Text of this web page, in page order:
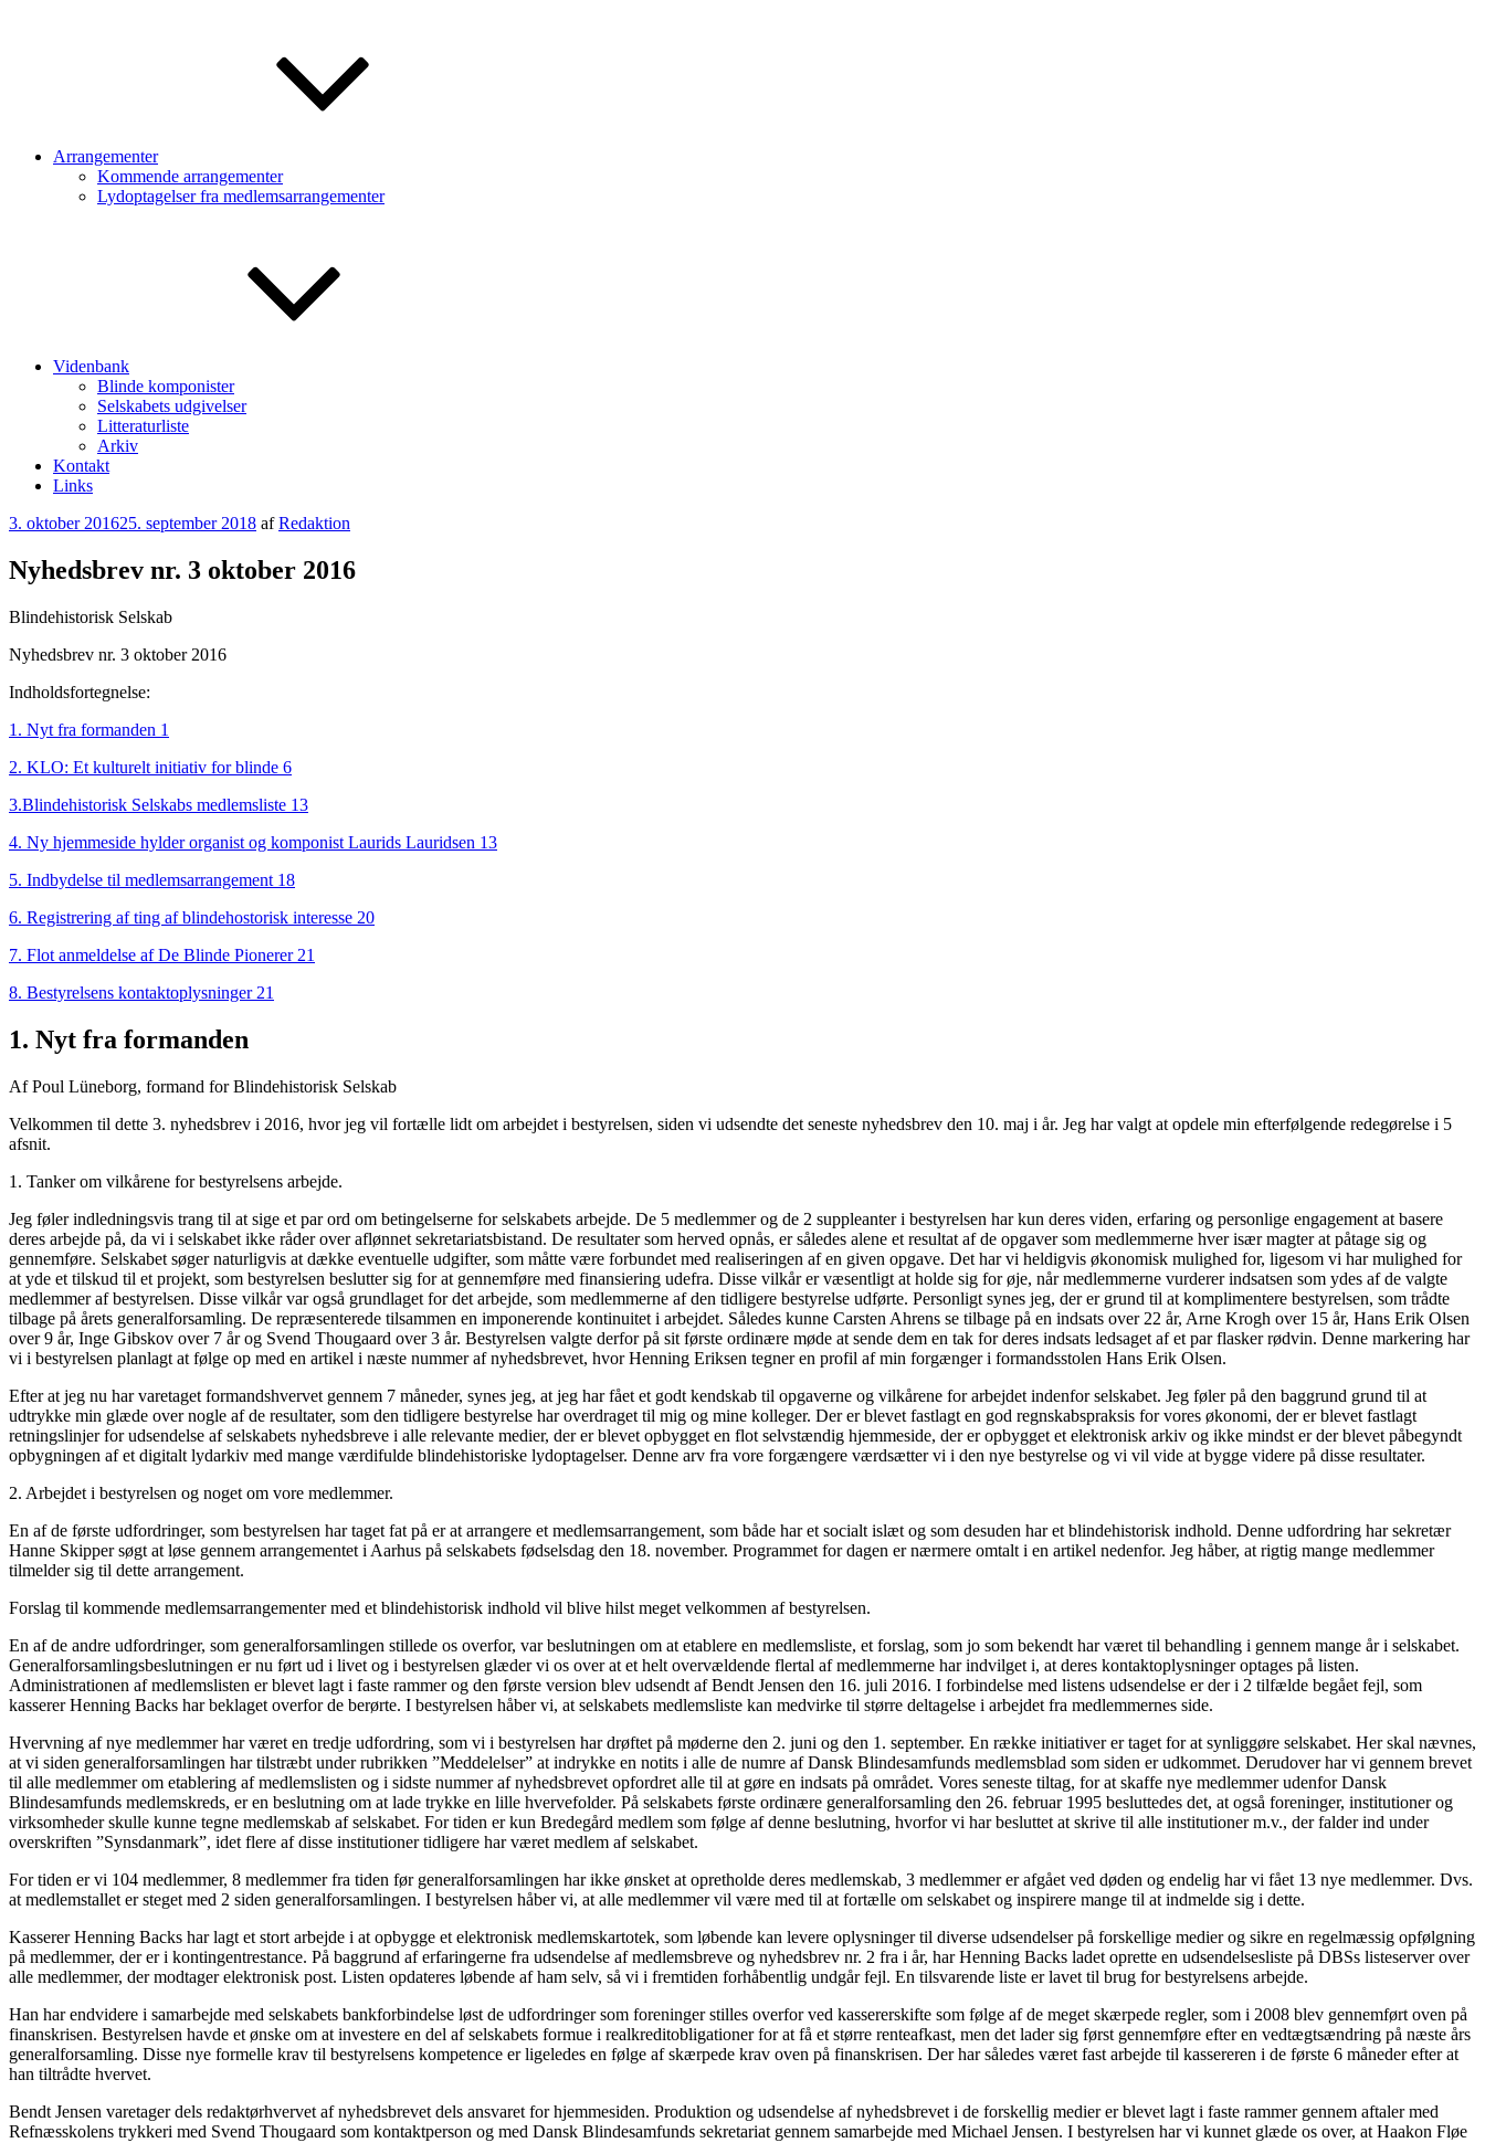
Arrangementer
Kommende arrangementer
Lydoptagelser fra medlemsarrangementer
Videnbank
Blinde komponister
Selskabets udgivelser
Litteraturliste
Arkiv
Kontakt
Links
Udgivet
3. oktober 201625. september 2018 afRedaktion
Nyhedsbrev nr. 3 oktober 2016
Blindehistorisk Selskab
Nyhedsbrev nr. 3 oktober 2016
Indholdsfortegnelse:
1. Nyt fra formanden 1
2. KLO: Et kulturelt initiativ for blinde 6
3.Blindehistorisk Selskabs medlemsliste 13
4. Ny hjemmeside hylder organist og komponist Laurids Lauridsen 13
5. Indbydelse til medlemsarrangement 18
6. Registrering af ting af blindehostorisk interesse 20
7. Flot anmeldelse af De Blinde Pionerer 21
8. Bestyrelsens kontaktoplysninger 21
1. Nyt fra formanden
Af Poul Lüneborg, formand for Blindehistorisk Selskab
Velkommen til dette 3. nyhedsbrev i 2016, hvor jeg vil fortælle lidt om arbejdet i bestyrelsen, siden vi udsendte det seneste nyhedsbrev den 10. maj i år. Jeg har valgt at opdele min efterfølgende redegørelse i 5
afsnit.
1. Tanker om vilkårene for bestyrelsens arbejde.
Jeg føler indledningsvis trang til at sige et par ord om betingelserne for selskabets arbejde. De 5 medlemmer og de 2 suppleanter i bestyrelsen har kun deres viden, erfaring og personlige engagement at basere
deres arbejde på, da vi i selskabet ikke råder over aflønnet sekretariatsbistand. De resultater som herved opnås, er således alene et resultat af de opgaver som medlemmerne hver især magter at påtage sig og
gennemføre. Selskabet søger naturligvis at dække eventuelle udgifter, som måtte være forbundet med realiseringen af en given opgave. Det har vi heldigvis økonomisk mulighed for, ligesom vi har mulighed for
at yde et tilskud til et projekt, som bestyrelsen beslutter sig for at gennemføre med finansiering udefra. Disse vilkår er væsentligt at holde sig for øje, når medlemmerne vurderer indsatsen som ydes af de valgte
medlemmer af bestyrelsen. Disse vilkår var også grundlaget for det arbejde, som medlemmerne af den tidligere bestyrelse udførte. Personligt synes jeg, der er grund til at komplimentere bestyrelsen, som trådte
tilbage på årets generalforsamling. De repræsenterede tilsammen en imponerende kontinuitet i arbejdet. Således kunne Carsten Ahrens se tilbage på en indsats over 22 år, Arne Krogh over 15 år, Hans Erik Olsen
over 9 år, Inge Gibskov over 7 år og Svend Thougaard over 3 år. Bestyrelsen valgte derfor på sit første ordinære møde at sende dem en tak for deres indsats ledsaget af et par flasker rødvin. Denne markering har
vi i bestyrelsen planlagt at følge op med en artikel i næste nummer af nyhedsbrevet, hvor Henning Eriksen tegner en profil af min forgænger i formandsstolen Hans Erik Olsen.
Efter at jeg nu har varetaget formandshvervet gennem 7 måneder, synes jeg, at jeg har fået et godt kendskab til opgaverne og vilkårene for arbejdet indenfor selskabet. Jeg føler på den baggrund grund til at
udtrykke min glæde over nogle af de resultater, som den tidligere bestyrelse har overdraget til mig og mine kolleger. Der er blevet fastlagt en god regnskabspraksis for vores økonomi, der er blevet fastlagt
retningslinjer for udsendelse af selskabets nyhedsbreve i alle relevante medier, der er blevet opbygget en flot selvstændig hjemmeside, der er opbygget et elektronisk arkiv og ikke mindst er der blevet påbegyndt
opbygningen af et digitalt lydarkiv med mange værdifulde blindehistoriske lydoptagelser. Denne arv fra vore forgængere værdsætter vi i den nye bestyrelse og vi vil vide at bygge videre på disse resultater.
2. Arbejdet i bestyrelsen og noget om vore medlemmer.
En af de første udfordringer, som bestyrelsen har taget fat på er at arrangere et medlemsarrangement, som både har et socialt islæt og som desuden har et blindehistorisk indhold. Denne udfordring har sekretær
Hanne Skipper søgt at løse gennem arrangementet i Aarhus på selskabets fødselsdag den 18. november. Programmet for dagen er nærmere omtalt i en artikel nedenfor. Jeg håber, at rigtig mange medlemmer
tilmelder sig til dette arrangement.
Forslag til kommende medlemsarrangementer med et blindehistorisk indhold vil blive hilst meget velkommen af bestyrelsen.
En af de andre udfordringer, som generalforsamlingen stillede os overfor, var beslutningen om at etablere en medlemsliste, et forslag, som jo som bekendt har været til behandling i gennem mange år i selskabet.
Generalforsamlingsbeslutningen er nu ført ud i livet og i bestyrelsen glæder vi os over at et helt overvældende flertal af medlemmerne har indvilget i, at deres kontaktoplysninger optages på listen.
Administrationen af medlemslisten er blevet lagt i faste rammer og den første version blev udsendt af Bendt Jensen den 16. juli 2016. I forbindelse med listens udsendelse er der i 2 tilfælde begået fejl, som
kasserer Henning Backs har beklaget overfor de berørte. I bestyrelsen håber vi, at selskabets medlemsliste kan medvirke til større deltagelse i arbejdet fra medlemmernes side.
Hvervning af nye medlemmer har været en tredje udfordring, som vi i bestyrelsen har drøftet på møderne den 2. juni og den 1. september. En række initiativer er taget for at synliggøre selskabet. Her skal nævnes,
at vi siden generalforsamlingen har tilstræbt under rubrikken ”Meddelelser” at indrykke en notits i alle de numre af Dansk Blindesamfunds medlemsblad som siden er udkommet. Derudover har vi gennem brevet
til alle medlemmer om etablering af medlemslisten og i sidste nummer af nyhedsbrevet opfordret alle til at gøre en indsats på området. Vores seneste tiltag, for at skaffe nye medlemmer udenfor Dansk
Blindesamfunds medlemskreds, er en beslutning om at lade trykke en lille hvervefolder. På selskabets første ordinære generalforsamling den 26. februar 1995 besluttedes det, at også foreninger, institutioner og
virksomheder skulle kunne tegne medlemskab af selskabet. For tiden er kun Bredegård medlem som følge af denne beslutning, hvorfor vi har besluttet at skrive til alle institutioner m.v., der falder ind under
overskriften ”Synsdanmark”, idet flere af disse institutioner tidligere har været medlem af selskabet.
For tiden er vi 104 medlemmer, 8 medlemmer fra tiden før generalforsamlingen har ikke ønsket at opretholde deres medlemskab, 3 medlemmer er afgået ved døden og endelig har vi fået 13 nye medlemmer. Dvs.
at medlemstallet er steget med 2 siden generalforsamlingen. I bestyrelsen håber vi, at alle medlemmer vil være med til at fortælle om selskabet og inspirere mange til at indmelde sig i dette.
Kasserer Henning Backs har lagt et stort arbejde i at opbygge et elektronisk medlemskartotek, som løbende kan levere oplysninger til diverse udsendelser på forskellige medier og sikre en regelmæssig opfølgning
på medlemmer, der er i kontingentrestance. På baggrund af erfaringerne fra udsendelse af medlemsbreve og nyhedsbrev nr. 2 fra i år, har Henning Backs ladet oprette en udsendelsesliste på DBSs listeserver over
alle medlemmer, der modtager elektronisk post. Listen opdateres løbende af ham selv, så vi i fremtiden forhåbentlig undgår fejl. En tilsvarende liste er lavet til brug for bestyrelsens arbejde.
Han har endvidere i samarbejde med selskabets bankforbindelse løst de udfordringer som foreninger stilles overfor ved kassererskifte som følge af de meget skærpede regler, som i 2008 blev gennemført oven på
finanskrisen. Bestyrelsen havde et ønske om at investere en del af selskabets formue i realkreditobligationer for at få et større renteafkast, men det lader sig først gennemføre efter en vedtægtsændring på næste års
generalforsamling. Disse nye formelle krav til bestyrelsens kompetence er ligeledes en følge af skærpede krav oven på finanskrisen. Der har således været fast arbejde til kassereren i de første 6 måneder efter at
han tiltrådte hvervet.
Bendt Jensen varetager dels redaktørhvervet af nyhedsbrevet dels ansvaret for hjemmesiden. Produktion og udsendelse af nyhedsbrevet i de forskellig medier er blevet lagt i faste rammer gennem aftaler med
Refnæsskolens trykkeri med Svend Thougaard som kontaktperson og med Dansk Blindesamfunds sekretariat gennem samarbejde med Michael Jensen. I bestyrelsen har vi kunnet glæde os over, at Haakon Fløe